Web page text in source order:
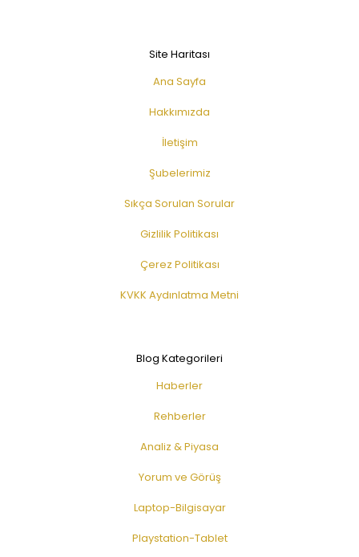
Site Haritası
Ana Sayfa
Hakkımızda
İletişim
Şubelerimiz
Sıkça Sorulan Sorular
Gizlilik Politikası
Çerez Politikası
KVKK Aydınlatma Metni
Blog Kategorileri
Haberler
Rehberler
Analiz & Piyasa
Yorum ve Görüş
Laptop-Bilgisayar
Playstation-Tablet